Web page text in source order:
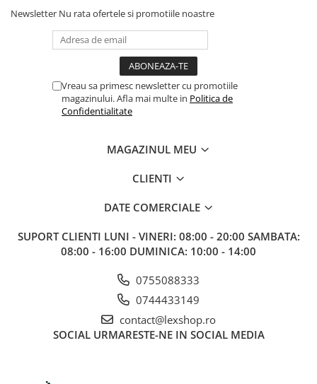
One Piece
Dragon Ball
Accesorii Gundam
Transformers
Altele
Board games
Newsletter Nu rata ofertele si promotiile noastre
Vreau sa primesc newsletter cu promotiile
magazinului. Afla mai multe in Politica de
Confidentialitate
MAGAZINUL MEU
CLIENTI
DATE COMERCIALE
SUPORT CLIENTI LUNI - VINERI: 08:00 - 20:00 SAMBATA:
08:00 - 16:00 DUMINICA: 10:00 - 14:00
0755088333
0744433149
contact@lexshop.ro
SOCIAL URMARESTE-NE IN SOCIAL MEDIA